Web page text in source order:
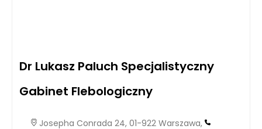
Dr Lukasz Paluch Specjalistyczny
Gabinet Flebologiczny
Josepha Conrada 24, 01-922 Warszawa,